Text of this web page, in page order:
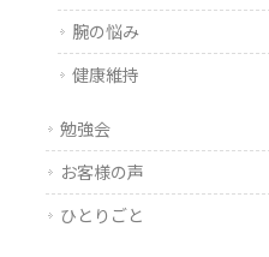
腕の悩み
健康維持
勉強会
お客様の声
ひとりごと